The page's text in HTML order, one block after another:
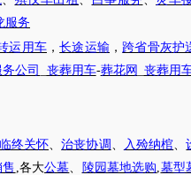
服务
运用车，长途运输 ，跨省骨灰护
公司 丧葬用车-葬花网 丧葬用
临终关怀 、治丧协调 入殓纳棺 、
,各大公墓 陵园墓地选购 墓型